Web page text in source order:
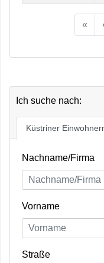
«
Ich suche nach:
Küstriner
Nachname/Firma
Vorname
Straße